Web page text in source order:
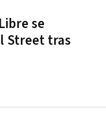
se
Street tras